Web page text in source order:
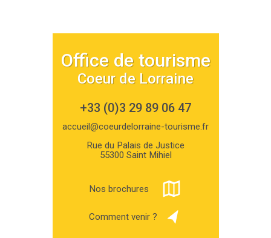
Office de tourisme
Coeur de Lorraine
+33 (0)3 29 89 06 47
accueil@coeurdelorraine-tourisme.fr
Rue du Palais de Justice
55300 Saint Mihiel
Nos brochures
Comment venir ?